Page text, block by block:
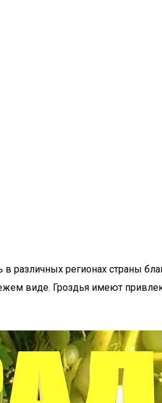
различных регионах страны
виде. Гроздья имеют